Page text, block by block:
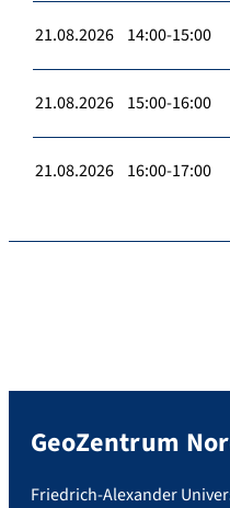
21.08.2026 14:00-15:00
21.08.2026 15:00-16:00
21.08.2026 16:00-17:00
GeoZentrum
Friedrich-Alexander